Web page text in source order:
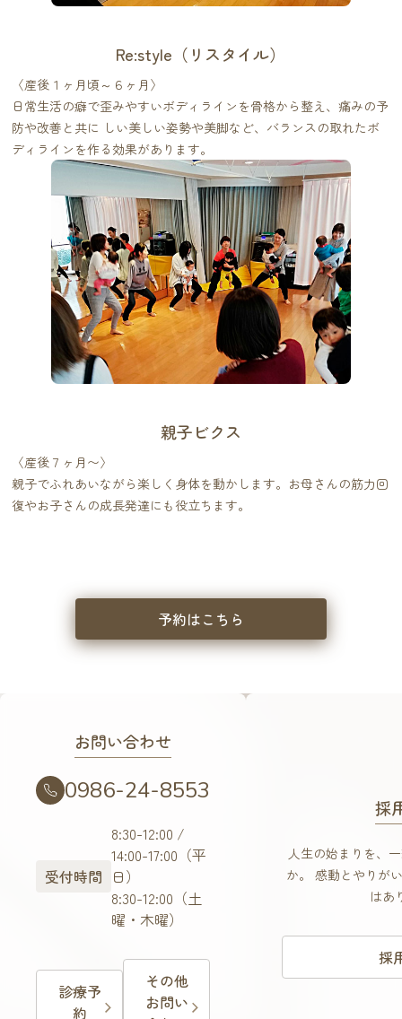
Re:style（リスタイル）
〈産後１ヶ月頃～６ヶ月〉
日常生活の癖で歪みやすいボディラインを骨格から整え、痛みの予
防や改善と共に しい美しい姿勢や美脚など、バランスの取れたボ
ディラインを作る効果があります。
親子ビクス
〈産後７ヶ月〜〉
親子でふれあいながら楽しく身体を動かします。お母さんの筋力回
復やお子さんの成長発達にも役立ちます。
予約はこちら
お問い合わせ
0986-24-8553
受付時間
8:30-12:00 /
14:00-17:00（平
日）
8:30-12:00（土
曜・木曜）
診療予
約
その他
お問い
採
人生の始まりを、
か。
感動とやりが
はあ
採